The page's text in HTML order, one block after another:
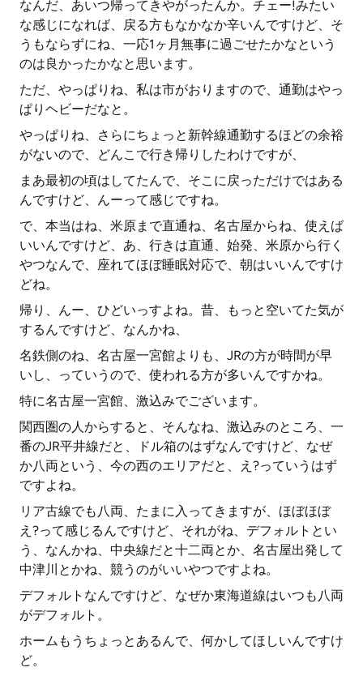
なんだ、あいつ帰ってきやがったんか。チェー!みたい
な感じになれば、戻る方もなかなか辛いんですけど、そ
うもならずにね、一応1ヶ月無事に過ごせたかなという
のは良かったかなと思います。
ただ、やっぱりね、私は市がおりますので、通勤はやっ
ぱりヘビーだなと。
やっぱりね、さらにちょっと新幹線通勤するほどの余裕
がないので、どんこで行き帰りしたわけですが、
まあ最初の頃はしてたんで、そこに戻っただけではある
んですけど、んーって感じですね。
で、本当はね、米原まで直通ね、名古屋からね、使えば
いいんですけど、あ、行きは直通、始発、米原から行く
やつなんで、座れてほぼ睡眠対応で、朝はいいんですけ
どね。
帰り、んー、ひどいっすよね。昔、もっと空いてた気が
するんですけど、なんかね、
名鉄側のね、名古屋一宮館よりも、JRの方が時間が早
いし、っていうので、使われる方が多いんですかね。
特に名古屋一宮館、激込みでございます。
関西圏の人からすると、そんなね、激込みのところ、一
番のJR平井線だと、ドル箱のはずなんですけど、なぜ
か八両という、今の西のエリアだと、え?っていうはず
ですよね。
リア古線でも八両、たまに入ってきますが、ほぼほぼ
え?って感じるんですけど、それがね、デフォルトとい
う、なんかね、中央線だと十二両とか、名古屋出発して
中津川とかね、競うのがいいやつですよね。
デフォルトなんですけど、なぜか東海道線はいつも八両
がデフォルト。
ホームもうちょっとあるんで、何かしてほしいんですけ
ど。